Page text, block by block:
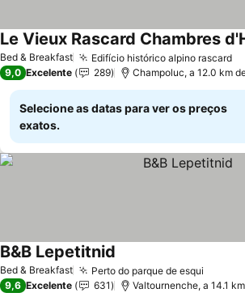
Bed & Breakfast Edifício histórico alpino rascard
Le Vieux Rascard Chambres
9,0 Excelente 289 Champoluc, a 12.0 km
Selecione as datas para ver os preços
exatos.
Bed & Breakfast Perto do parque de esqui
B&B Lepetitnid
9,6 Excelente 631 Valtournenche, a 14.1